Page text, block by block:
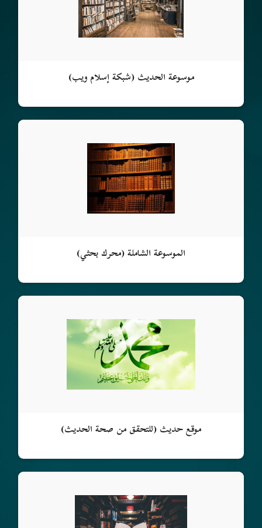
موسوعة الحديث (شبكة إسلام ويب)
الموسوعة الشاملة (محرك بحثي)
موقع حديث (للتحقق من صحة الحديث)